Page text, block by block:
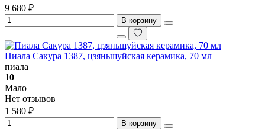
9 680 ₽
В корзину
Пиала Сакура 1387, цзяньшуйская керамика, 70 мл
пиала
10
Мало
Нет отзывов
1 580 ₽
В корзину